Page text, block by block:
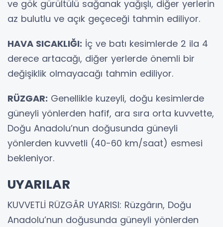
ve gök gürültülü sağanak yağışlı, diğer yerlerin
az bulutlu ve açık geçeceği tahmin ediliyor.
HAVA SICAKLIĞI: İç ve batı kesimlerde 2 ila 4
derece artacağı, diğer yerlerde önemli bir
değişiklik olmayacağı tahmin ediliyor.
RÜZGAR: Genellikle kuzeyli, doğu kesimlerde
güneyli yönlerden hafif, ara sıra orta kuvvette,
Doğu Anadolu’nun doğusunda güneyli
yönlerden kuvvetli (40-60 km/saat) esmesi
bekleniyor.
UYARILAR
KUVVETLİ RÜZGÂR UYARISI: Rüzgârın, Doğu
Anadolu’nun doğusunda güneyli yönlerden